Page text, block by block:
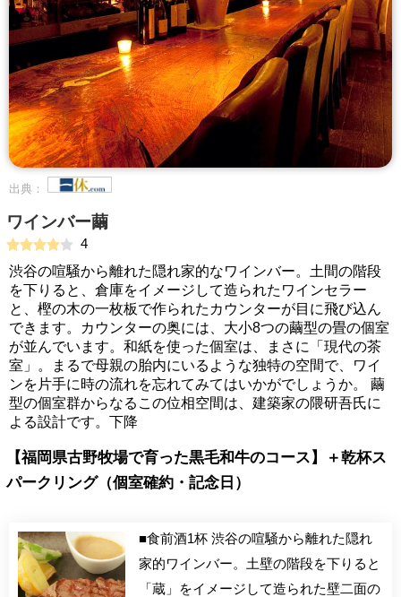
出典：
ワインバー繭
4
渋谷の喧騒から離れた隠れ家的なワインバー。土間の階段
を下りると、倉庫をイメージして造られたワインセラー
と、樫の木の一枚板で作られたカウンターが目に飛び込ん
できます。カウンターの奥には、大小8つの繭型の畳の個室
が並んでいます。和紙を使った個室は、まさに「現代の茶
室」。まるで母親の胎内にいるような独特の空間で、ワイ
ンを片手に時の流れを忘れてみてはいかがでしょうか。 繭
型の個室群からなるこの位相空間は、建築家の隈研吾氏に
よる設計です。下降
【福岡県古野牧場で育った黒毛和牛のコース】＋乾杯ス
パークリング（個室確約・記念日）
■食前酒1杯 渋谷の喧騒から離れた隠れ
家的ワインバー。土壁の階段を下りると
「蔵」をイメージして造られた壁二面の